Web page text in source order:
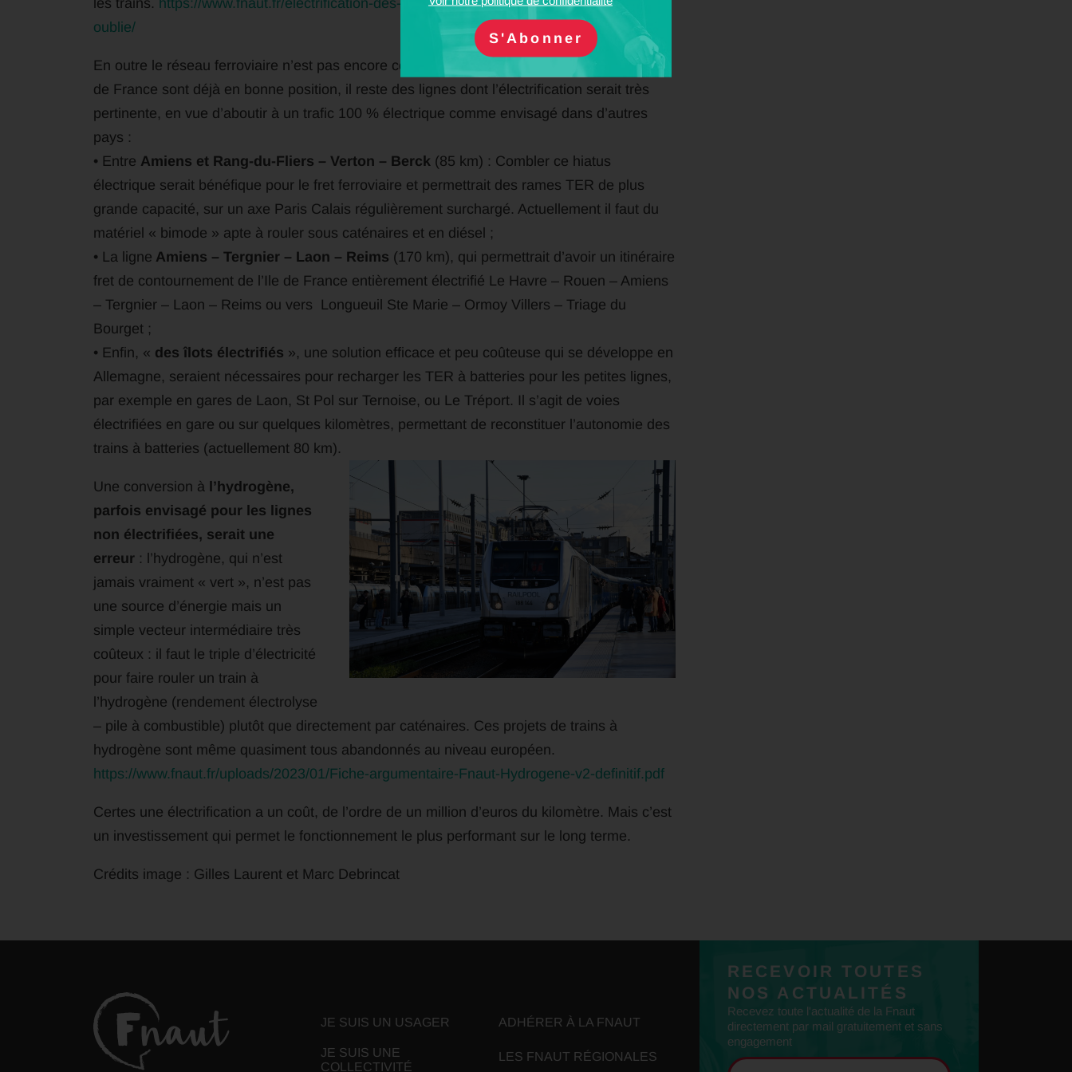
les trains. https://www.fnaut.fr/electrification-des-transports-le-ferroviaire-ne-doit-pas-etre-
oublie/
En outre le réseau ferroviaire n’est pas encore complètement électrifié. Même si les Hauts
de France sont déjà en bonne position, il reste des lignes dont l’électrification serait très
pertinente, en vue d’aboutir à un trafic 100 % électrique comme envisagé dans d’autres
pays :
• Entre Amiens et Rang-du-Fliers – Verton – Berck (85 km) : Combler ce hiatus
électrique serait bénéfique pour le fret ferroviaire et permettrait des rames TER de plus
grande capacité, sur un axe Paris Calais régulièrement surchargé. Actuellement il faut du
matériel « bimode » apte à rouler sous caténaires et en diésel ;
• La ligne Amiens – Tergnier – Laon – Reims (170 km), qui permettrait d’avoir un itinéraire
fret de contournement de l’Ile de France entièrement électrifié Le Havre – Rouen – Amiens
– Tergnier – Laon – Reims ou vers Longueuil Ste Marie – Ormoy Villers – Triage du
Bourget ;
• Enfin, « des îlots électrifiés », une solution efficace et peu coûteuse qui se développe en
Allemagne, seraient nécessaires pour recharger les TER à batteries pour les petites lignes,
par exemple en gares de Laon, St Pol sur Ternoise, ou Le Tréport. Il s’agit de voies
électrifiées en gare ou sur quelques kilomètres, permettant de reconstituer l’autonomie des
trains à batteries (actuellement 80 km).
Une conversion à l’hydrogène,
parfois envisagé pour les lignes
non électrifiées, serait une
erreur : l’hydrogène, qui n’est
jamais vraiment « vert », n’est pas
une source d’énergie mais un
simple vecteur intermédiaire très
coûteux : il faut le triple d’électricité
pour faire rouler un train à
l’hydrogène (rendement électrolyse
– pile à combustible) plutôt que directement par caténaires. Ces projets de trains à
hydrogène sont même quasiment tous abandonnés au niveau européen.
https://www.fnaut.fr/uploads/2023/01/Fiche-argumentaire-Fnaut-Hydrogene-v2-definitif.pdf
Certes une électrification a un coût, de l’ordre de un million d’euros du kilomètre. Mais c’est
un investissement qui permet le fonctionnement le plus performant sur le long terme.
Crédits image : Gilles Laurent et Marc Debrincat
JE SUIS UN USAGER
JE SUIS UNE
COLLECTIVITÉ
ADHÉRER À LA FNAUT
LES FNAUT RÉGIONALES
RECEVOIR TOUTES
NOS ACTUALITÉS
Recevez toute l'actualité de la Fnaut
directement par mail gratuitement et sans
engagement